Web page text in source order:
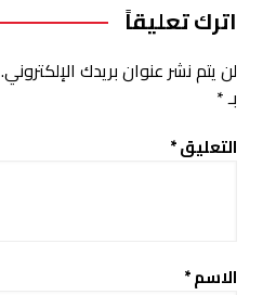
اترك تعليقاً
لن يتم نشر عنوان بريدك الإلكتروني.
بـ*
التعليق*
الاسم*